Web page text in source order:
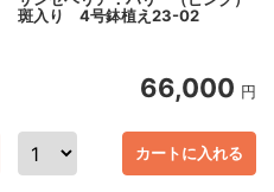
斑入り 4号鉢植え23-02
66,000 円
カートに入れる